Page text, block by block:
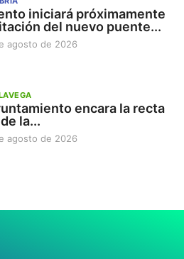
iniciará próximamente
del nuevo puente...
agosto de 2026
encara la recta
la...
agosto de 2026